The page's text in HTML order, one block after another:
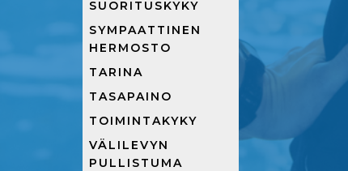
SUORITUSKYKY
SYMPAATTINEN
HERMOSTO
TARINA
TASAPAINO
TOIMINTAKYKY
VÄLILEVYN
PULLISTUMA